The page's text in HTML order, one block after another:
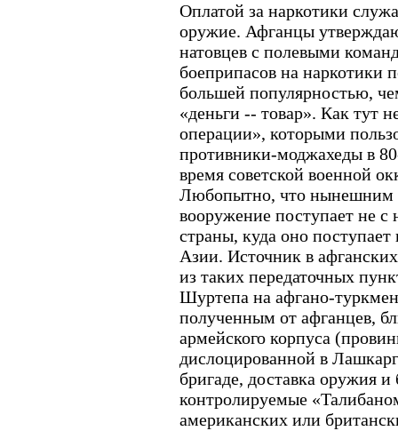
Оплатой за наркотики
оружие. Афганцы
натовцев с полевыми
боеприпасов на наркотики
большей популярностью,
«деньги -- товар». Как тут
операции», которыми
противники-моджахеды в
время советской военной
Любопытно, что нынешним
вооружение поступает не с
страны, куда оно поступает
Азии. Источник в
из таких передаточных
Шуртепа на афгано-
полученным от афганцев,
армейского корпуса
дислоцированной в
бригаде, доставка оружия
контролируемые
американских или